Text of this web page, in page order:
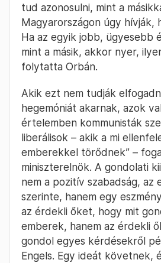
tud azonosulni, mint a
Magyarországon úgy hívják,
Ha az egyik jobb, ügyesebb
mint a másik, akkor nyer,
folytatta Orbán.
Akik ezt nem tudják
hegemóniát akarnak, azok
értelemben kommunisták
liberálisok – akik a mi
emberekkel törődnek” –
miniszterelnök. A gondolati
nem a pozitív szabadság, az
szerinte, hanem egy
az érdekli őket, hogy mit
emberek, hanem az érdekli
gondol egyes kérdésekről
Engels. Egy ideát követnek,